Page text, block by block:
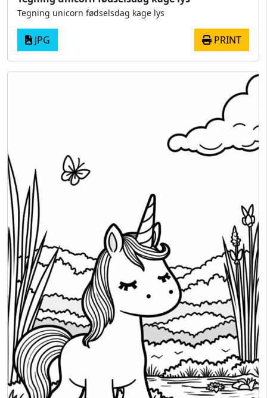
Tegning unicorn fødselsdag kage lys
JPG PRINT